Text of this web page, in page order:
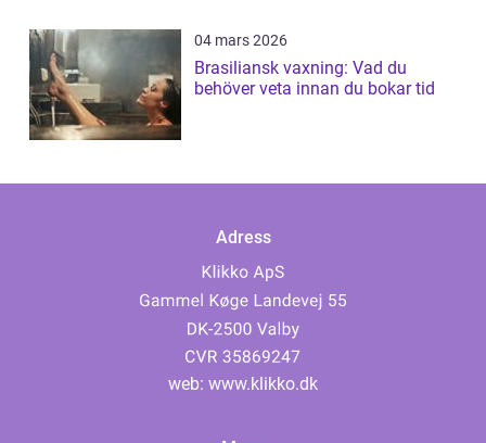
04 mars 2026
Brasiliansk vaxning: Vad du
behöver veta innan du bokar tid
Adress
web: www.klikko.dk